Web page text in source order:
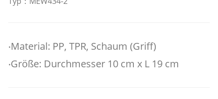
‧Material: PP, TPR, Schaum (Griff)
‧Größe: Durchmesser 10 cm x L 19 cm